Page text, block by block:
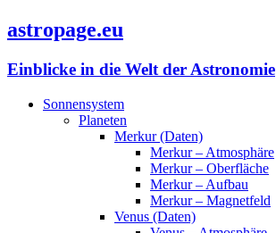
astropage.eu
Einblicke in die Welt der Astronomie
Sonnensystem
Planeten
Merkur (Daten)
Merkur – Atmosphäre
Merkur – Oberfläche
Merkur – Aufbau
Merkur – Magnetfeld
Venus (Daten)